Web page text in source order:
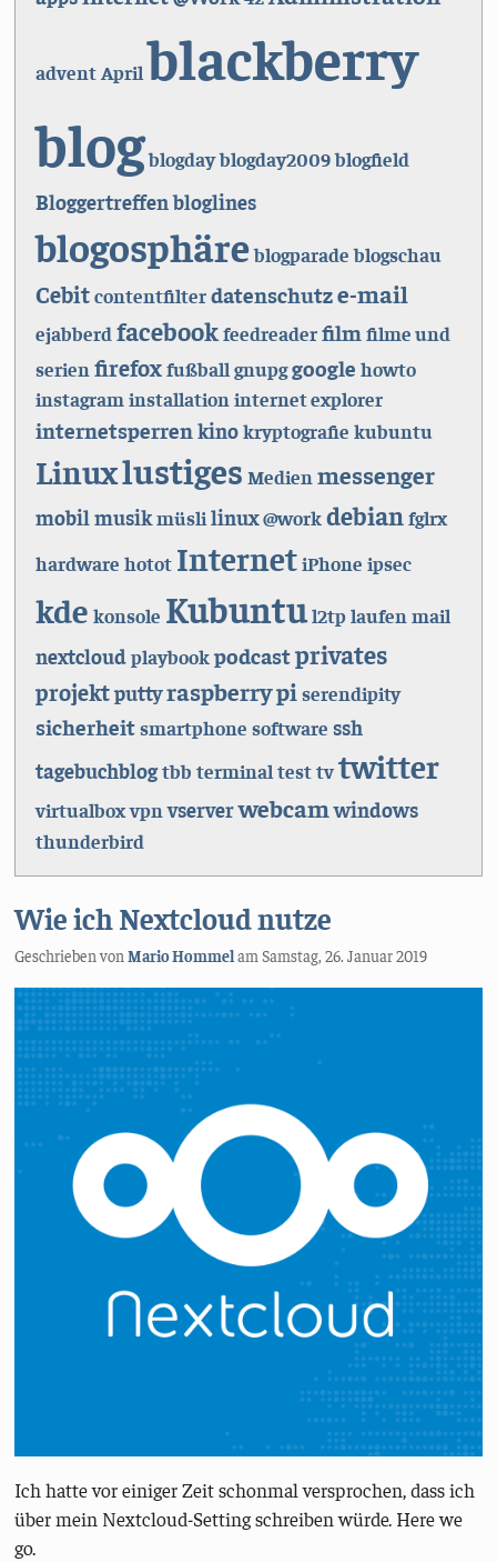
adventApril blackberry
blogblogdayblogday2009blogfield
Bloggertreffenbloglines
blogosphäreblogparade blogschau
Cebitcontentfilterdatenschutze-mail
ejabberd facebookfeedreaderfilm filme und
serien firefoxfußball gnupggoogle howto
instagram installation internet explorer
internetsperren kinokryptografie kubuntu
Linuxlustiges Medien messenger
mobil musikmüsli linux@workdebianfglrx
hardware hotot InternetiPhone ipsec
kde konsole Kubuntul2tplaufen mail
nextcloudplaybookpodcastprivates
projektputtyraspberry piserendipity
sicherheitsmartphone software ssh
tagebuchblogtbb terminal testtvtwitter
virtualboxvpn vserverwebcamwindows
thunderbird
Wie ich Nextcloud nutze
Geschrieben vonMario HommelamSamstag, 26. Januar 2019
Ich hatte vor einiger Zeit schonmal versprochen, dass ich
über mein Nextcloud-Setting schreiben würde. Here we
go.